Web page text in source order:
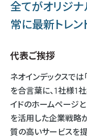
全てがオリジナ
常に最新トレン
代表ご挨拶
ネオインデックスでは
を合言葉に、1社様1
イドのホームページと
を活用した企業戦略
質の高いサービスを提